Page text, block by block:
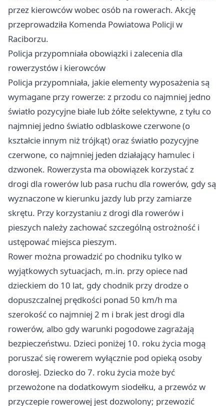
przez kierowców wobec osób na rowerach. Akcję
przeprowadziła Komenda Powiatowa Policji w
Raciborzu.
Policja przypomniała obowiązki i zalecenia dla
rowerzystów i kierowców
Policja przypomniała, jakie elementy wyposażenia są
wymagane przy rowerze: z przodu co najmniej jedno
światło pozycyjne białe lub żółte selektywne, z tyłu co
najmniej jedno światło odblaskowe czerwone (o
kształcie innym niż trójkąt) oraz światło pozycyjne
czerwone, co najmniej jeden działający hamulec i
dzwonek. Rowerzysta ma obowiązek korzystać z
drogi dla rowerów lub pasa ruchu dla rowerów, gdy są
wyznaczone w kierunku jazdy lub przy zamiarze
skrętu. Przy korzystaniu z drogi dla rowerów i
pieszych należy zachować szczególną ostrożność i
ustępować miejsca pieszym.
Rower można prowadzić po chodniku tylko w
wyjątkowych sytuacjach, m.in. przy opiece nad
dzieckiem do 10 lat, gdy chodnik przy drodze o
dopuszczalnej prędkości ponad 50 km/h ma
szerokość co najmniej 2 m i brak jest drogi dla
rowerów, albo gdy warunki pogodowe zagrażają
bezpieczeństwu. Dzieci poniżej 10. roku życia mogą
poruszać się rowerem wyłącznie pod opieką osoby
dorosłej. Dziecko do 7. roku życia może być
przewożone na dodatkowym siodełku, a przewóz w
przyczepie rowerowej jest dozwolony; przewozić